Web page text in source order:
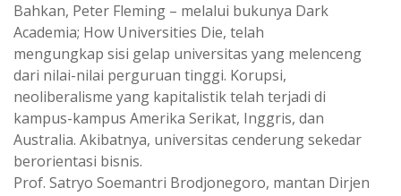
Bahkan, Peter Fleming – melalui bukunya Dark
Academia; How Universities Die, telah
mengungkap sisi gelap universitas yang melenceng
dari nilai-nilai perguruan tinggi. Korupsi,
neoliberalisme yang kapitalistik telah terjadi di
kampus-kampus Amerika Serikat, Inggris, dan
Australia. Akibatnya, universitas cenderung sekedar
berorientasi bisnis.
Prof. Satryo Soemantri Brodjonegoro, mantan Dirjen